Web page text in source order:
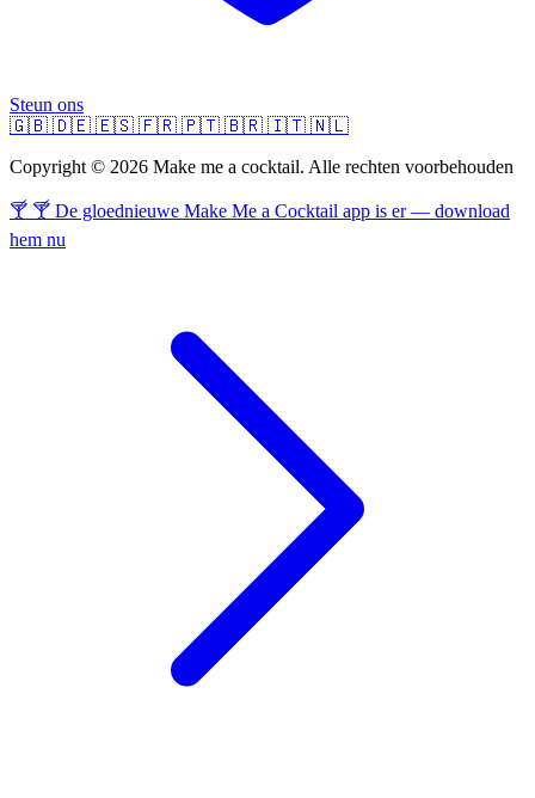
Steun ons
🇬🇧 🇩🇪 🇪🇸 🇫🇷 🇵🇹 🇧🇷 🇮🇹 🇳🇱
Copyright © 2026 Make me a cocktail. Alle rechten voorbehouden
🍸 🍸 De gloednieuwe Make Me a Cocktail app is er — download
hem nu